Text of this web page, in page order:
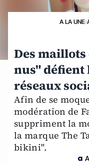
A LA UNE›
Des maillots
nus" défient
réseaux
Afin de se
modération de
suppriment la
la marque The
bikini".